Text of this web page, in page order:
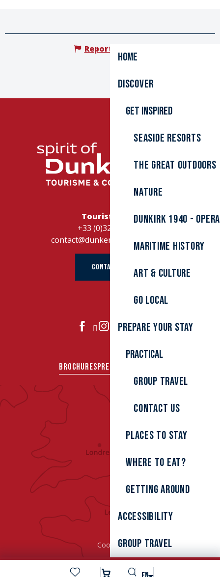
Search
Home
Discover
Get inspired
Seaside resorts
The great outdoors
Nature
Dunkirk 1940 -
Maritime history
Art & culture
Go local
Prepare your stay
Practical
Group travel
Contact us
Places to stay
Where to eat?
Getting around
Accessibility
Group Travel
Report mistake
Tourist Office
+33 (0)328262728
contact@dunkerque-tourisme.fr
CONTACT US
JOIN US
BROCHURESPRESS AREA
Cookies